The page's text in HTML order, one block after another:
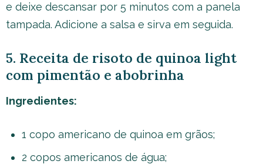
e deixe descansar por 5 minutos com a panela
tampada. Adicione a salsa e sirva em seguida.
5. Receita de risoto de quinoa light
com pimentão e abobrinha
Ingredientes:
1 copo americano de quinoa em grãos;
2 copos americanos de água;